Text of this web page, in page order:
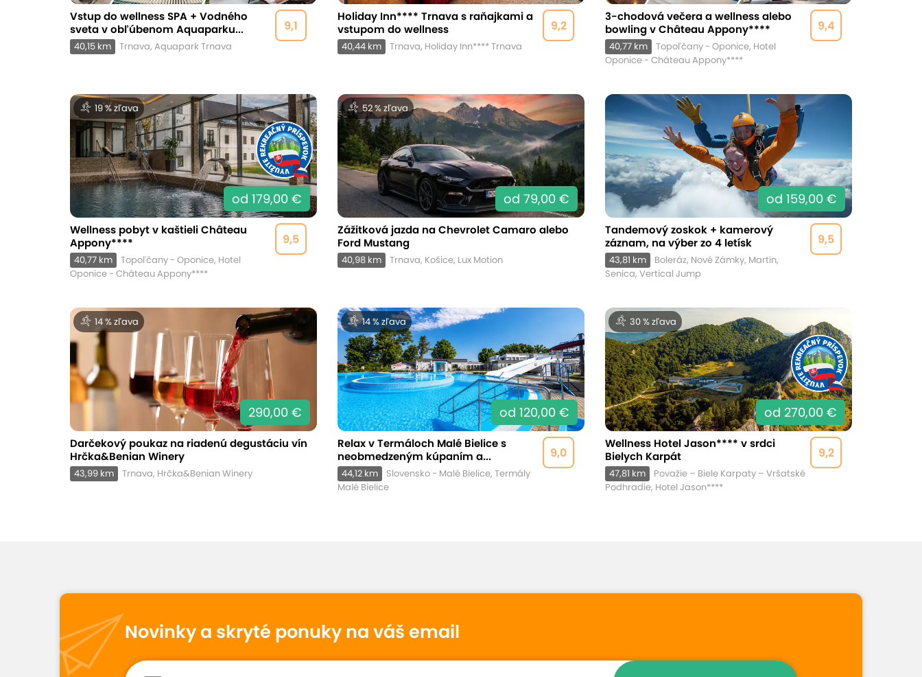
9,1
Vstup do wellness SPA + Vodného
sveta v obľúbenom Aquaparku...
40,15 km Trnava, Aquapark Trnava
9,2
Holiday Inn**** Trnava s raňajkami a
vstupom do wellness
40,44 km Trnava, Holiday Inn**** Trnava
9,4
3-chodová večera a wellness alebo
bowling v Château Appony****
40,77 km
Topoľčany - Oponice, Hotel
Oponice - Château Appony****
19 % zľava
od 179,00 €
9,5
Wellness pobyt v kaštieli Château
Appony****
40,77 km
Topoľčany - Oponice, Hotel
Oponice - Château Appony****
52 % zľava
od 79,00 €
Zážitková jazda na Chevrolet Camaro alebo
Ford Mustang
40,98 km Trnava, Košice, Lux Motion
od 159,00 €
9,5
Tandemový zoskok + kamerový
záznam, na výber zo 4 letísk
43,81 km
Boleráz, Nové Zámky, Martin,
Senica, Vertical Jump
14 % zľava
290,00 €
Darčekový poukaz na riadenú degustáciu vín
Hrčka&Benian Winery
43,99 km Trnava, Hrčka&Benian Winery
14 % zľava
od 120,00 €
9,0
Relax v Termáloch Malé Bielice s
neobmedzeným kúpaním a...
44,12 km
Slovensko - Malé Bielice, Termály
Malé Bielice
30 % zľava
od 270,00 €
9,2
Wellness Hotel Jason**** v srdci
Bielych Karpát
47,81 km
Považie – Biele Karpaty – Vršatské
Podhradie, Hotel Jason****
Novinky a skryté ponuky na váš email